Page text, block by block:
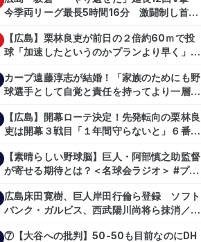
今季両リーグ最長5時間16分 激闘制し首位
【広島】栗林良吏が前日の２倍約60ｍで投
球「加速したというのかプランより早く」自
カープ遠藤淳志が結婚！「家族のためにも野
球選手として自覚と責任を持ってより一層頑
【広島】開幕ローテ決定！先発転向の栗林良
吏は開幕３戦目「１年間守らないと」６番手
【素晴らしい野球脳】巨人・阿部慎之助監督
が寄せる期待とは？＜名球会ラジオ＞ #プロ
山礼都 #泉口友汰 #石井琢朗 #shorts
広島床田寛樹、巨人岸田行倫ら登録 ソフト
バンク・ガルビス、西武陽川尚将ら抹消／２
⑦【大谷への批判】50-50も目前なのにDH